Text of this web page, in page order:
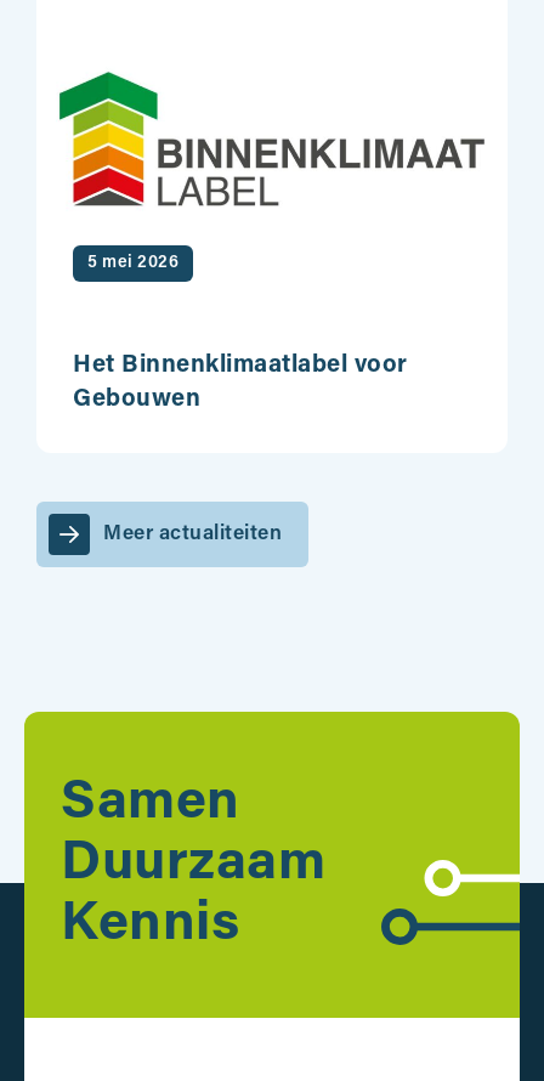
5 mei 2026
Het Binnenklimaatlabel voor
Gebouwen
Meer actualiteiten
Samen
Duurzaam
Kennis